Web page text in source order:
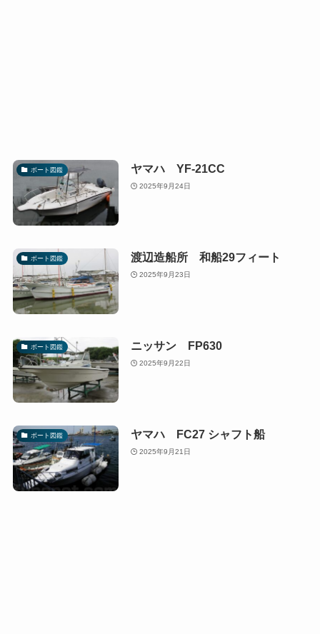
ボート図鑑 ヤマハ YF-21CC
2025年9月24日
ボート図鑑 渡辺造船所 和船29フィート
2025年9月23日
ボート図鑑 ニッサン FP630
2025年9月22日
ボート図鑑 ヤマハ FC27 シャフト船
2025年9月21日